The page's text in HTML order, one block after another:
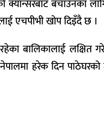
क्यान्सरबाट बचाउनका
एचपीभी खोप दिइँदै छ ।
बालिकालाई
हरेक दिन